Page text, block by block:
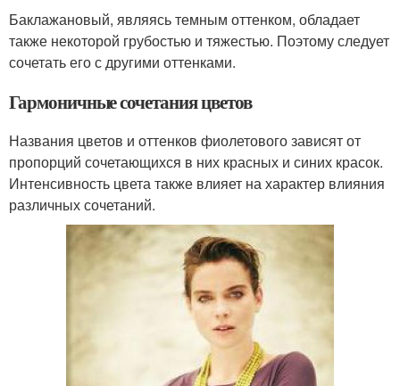
Баклажановый, являясь темным оттенком, обладает
также некоторой грубостью и тяжестью. Поэтому следует
сочетать его с другими оттенками.
Гармоничные сочетания цветов
Названия цветов и оттенков фиолетового зависят от
пропорций сочетающихся в них красных и синих красок.
Интенсивность цвета также влияет на характер влияния
различных сочетаний.